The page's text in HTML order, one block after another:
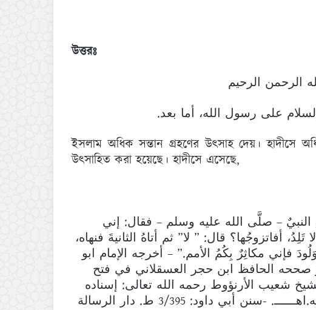
উত্তরঃ
الرحمن الرحيم
على رسول الله، أما بعد.
ইসলাম অধিক সন্তান গ্রহণের উৎসাহ দেয়। হাদীসে
উৎসাহিত করা হয়েছে। হাদীসে এসেছে,
– صلَّى الله عليه وسلم – فقال: إني
أفاتزوجُها؟ قال: ” لا” ثم أتاهُ الثانيةَ فنهاه،
فإني مكاثِرٌ بِكُمُ الأمم.” – أخرجه الإمام ابو
2050 وللفظ له، والنسائي: 3227 و صححه الحافظ ابن حجر العسقلاني في فتح
وقال الشيخ شعيب الأرنؤوط رحمه الله تعالى: إسناده
قوي. مستلم بن سعيد صدوق لا بأس به.اهــــــ. -سنن أبي داود: 3/395 ط. دار الرسالة